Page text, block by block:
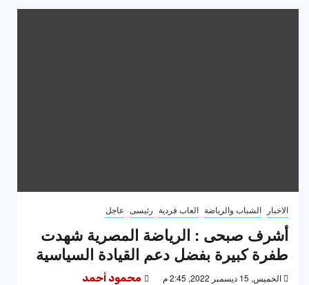
الاخبار الشباب والرياضة العاب فردية رئيسى عاجل
أشرف صبحى : الرياضة المصرية شهدت
طفرة كبيرة بفضل دعم القيادة السياسية
الخميس, 15 ديسمبر 2022, 2:45 م محمود أحمد